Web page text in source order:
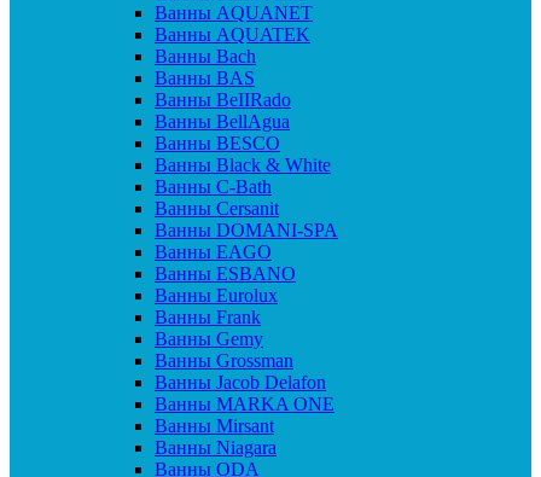
Ванны AQUANET
Ванны AQUATEK
Ванны Bach
Ванны BAS
Ванны BeIIRado
Ванны BellAgua
Ванны BESCO
Ванны Black & White
Ванны C-Bath
Ванны Cersanit
Ванны DOMANI-SPA
Ванны EAGO
Ванны ESBANO
Ванны Eurolux
Ванны Frank
Ванны Gemy
Ванны Grossman
Ванны Jacob Delafon
Ванны MARKA ONE
Ванны Mirsant
Ванны Niagara
Ванны ODA